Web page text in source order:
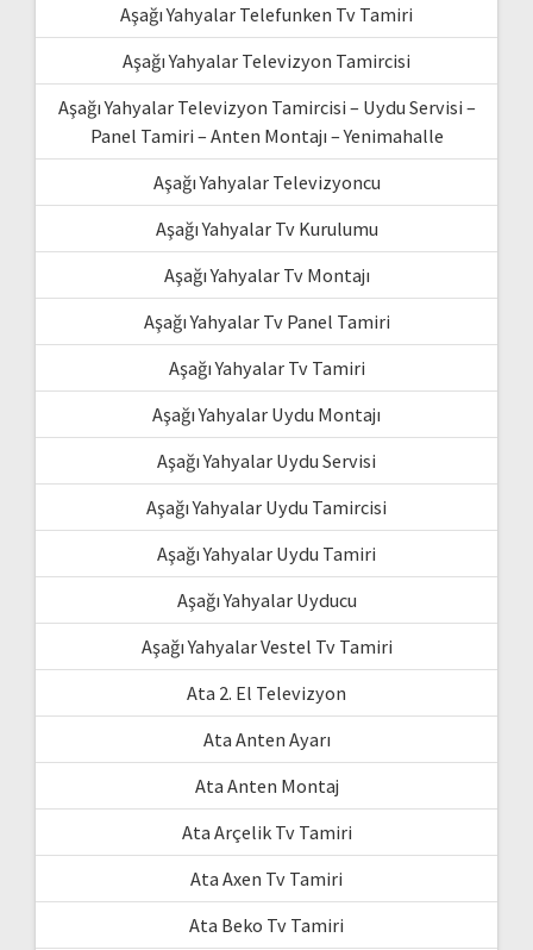
Aşağı Yahyalar Telefunken Tv Tamiri
Aşağı Yahyalar Televizyon Tamircisi
Aşağı Yahyalar Televizyon Tamircisi – Uydu Servisi –
Panel Tamiri – Anten Montajı – Yenimahalle
Aşağı Yahyalar Televizyoncu
Aşağı Yahyalar Tv Kurulumu
Aşağı Yahyalar Tv Montajı
Aşağı Yahyalar Tv Panel Tamiri
Aşağı Yahyalar Tv Tamiri
Aşağı Yahyalar Uydu Montajı
Aşağı Yahyalar Uydu Servisi
Aşağı Yahyalar Uydu Tamircisi
Aşağı Yahyalar Uydu Tamiri
Aşağı Yahyalar Uyducu
Aşağı Yahyalar Vestel Tv Tamiri
Ata 2. El Televizyon
Ata Anten Ayarı
Ata Anten Montaj
Ata Arçelik Tv Tamiri
Ata Axen Tv Tamiri
Ata Beko Tv Tamiri